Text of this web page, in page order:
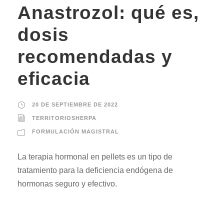
Anastrozol: qué es,
dosis
recomendadas y
eficacia
20 DE SEPTIEMBRE DE 2022
TERRITORIOSHERPA
FORMULACIÓN MAGISTRAL
La terapia hormonal en pellets es un tipo de
tratamiento para la deficiencia endógena de
hormonas seguro y efectivo.